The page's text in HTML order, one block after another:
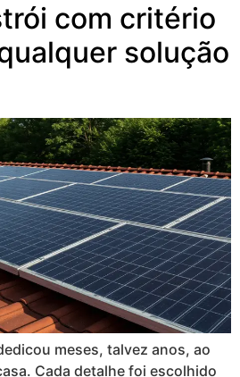
com critério
solução
meses, talvez anos, ao
Cada detalhe foi escolhido